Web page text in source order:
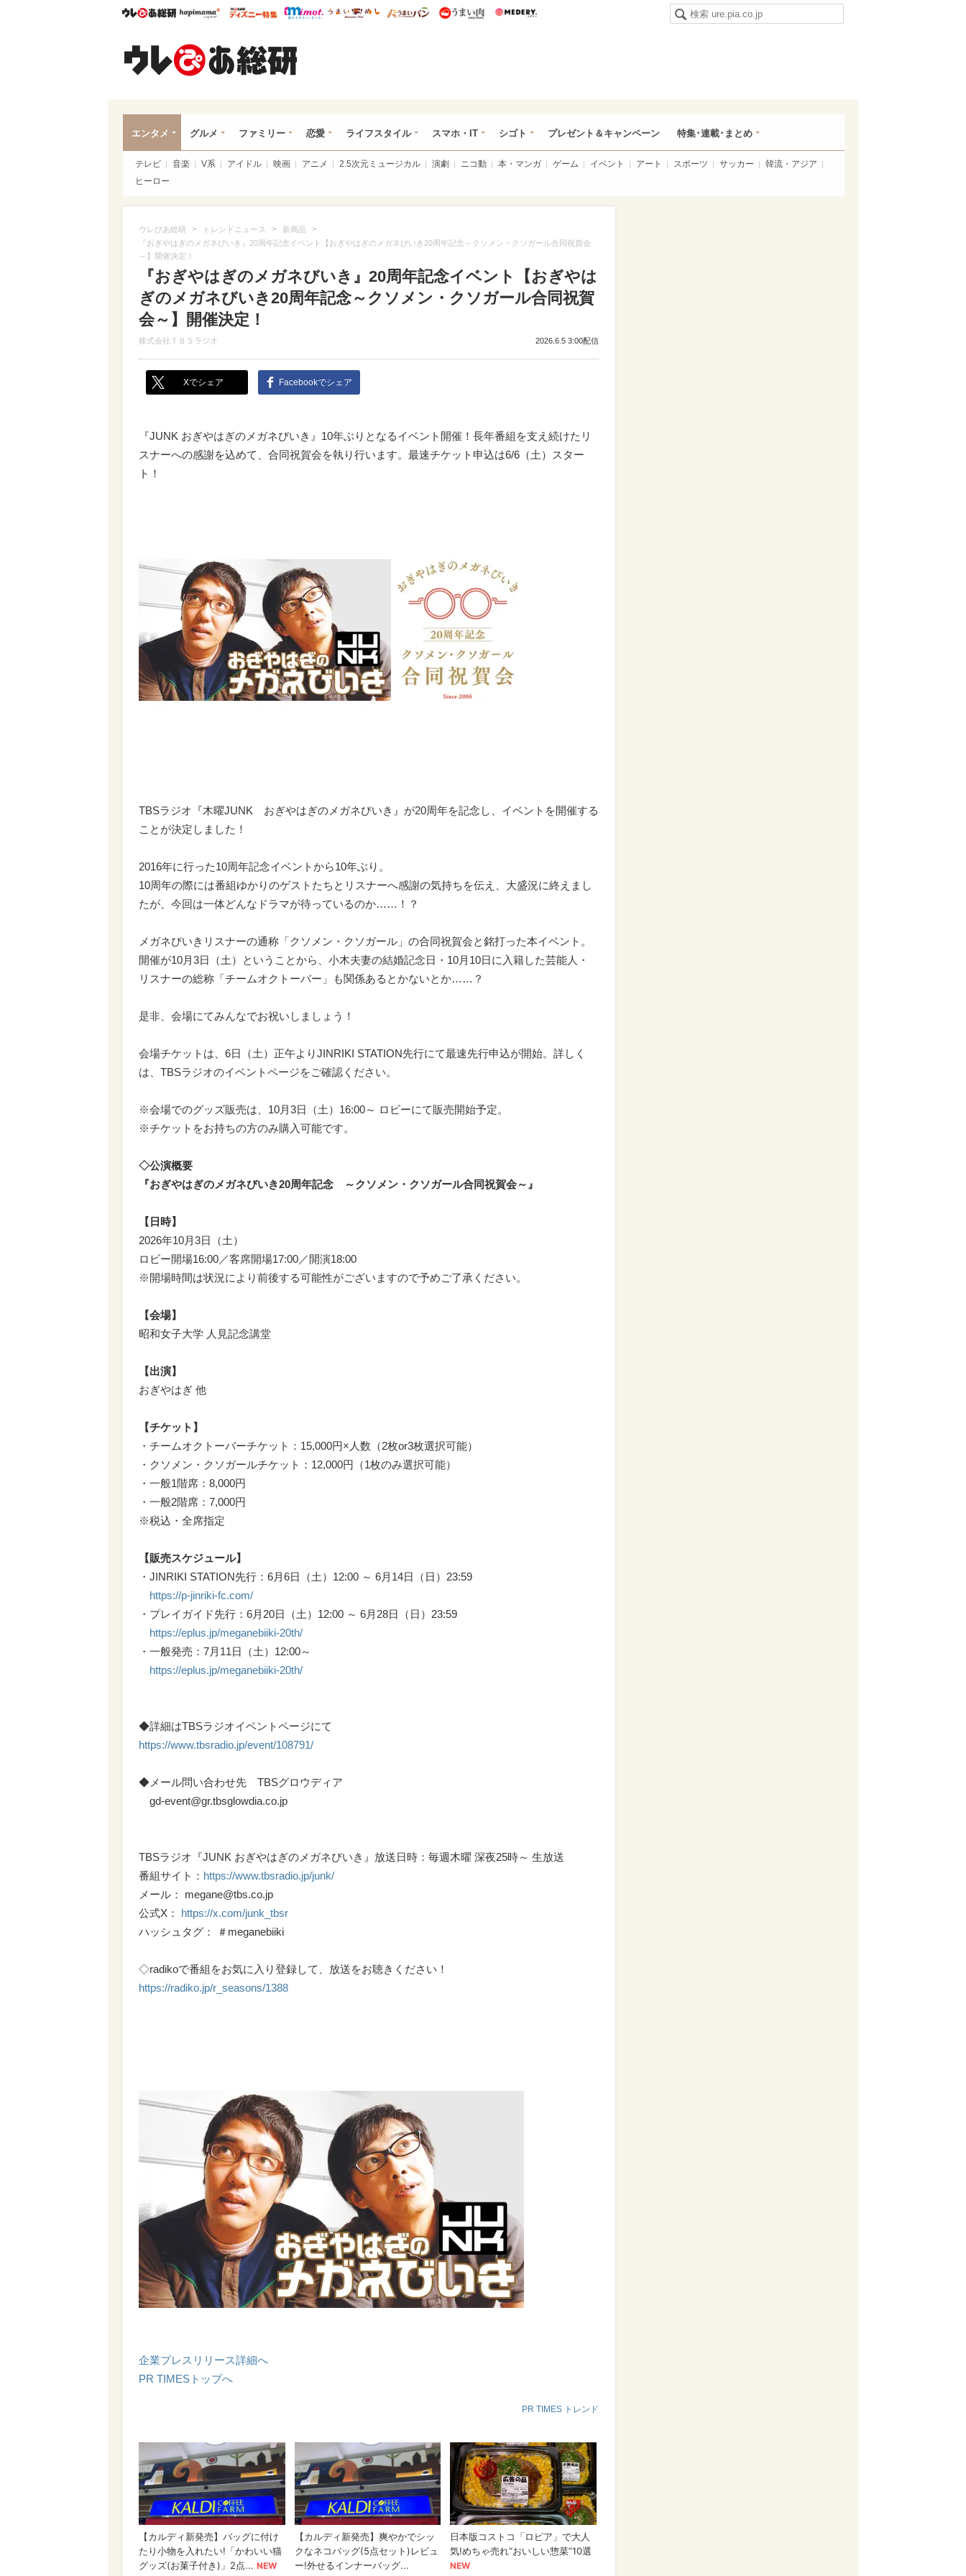
ウレぴあ総研ハピママ* ウレぴあ総研 ディズニー特集
mimot. うまいめし うまいパン うまい肉
エンタメ グルメ ファミリー 恋愛 ライフスタイル スマホ・IT シゴト プレゼント＆キャンペーン 特集･連載･まとめ
テレビ 音楽 V系 アイドル 映画 アニメ 2.5次元ミュージカル 演劇 ニコ動 本・マンガ ゲーム イベント アート スポーツ サッカー
韓流・アジア
ヒーロー
ウレぴあ総研 > トレンドニュース > 新商品 >
『おぎやはぎのメガネびいき』20周年記念イベント【おぎやはぎのメガネびいき20周年記念～クソメン・クソガール合同祝賀会
～】開催決定！
『おぎやはぎのメガネびいき』20周年記念イベント【おぎやは
ぎのメガネびいき20周年記念～クソメン・クソガール合同祝賀
会～】開催決定！
株式会社ＴＢＳラジオ 2026.6.5 3:00配信
Xでシェア Facebookでシェア
『JUNK おぎやはぎのメガネびいき』10年ぶりとなるイベント開催！長年番組を支え続けたリ
スナーへの感謝を込めて、合同祝賀会を執り行います。最速チケット申込は6/6（土）スター
ト！
TBSラジオ『木曜JUNK おぎやはぎのメガネびいき』が20周年を記念し、イベントを開催する
ことが決定しました！
2016年に行った10周年記念イベントから10年ぶり。
10周年の際には番組ゆかりのゲストたちとリスナーへ感謝の気持ちを伝え、大盛況に終えまし
たが、今回は一体どんなドラマが待っているのか……！？
メガネびいきリスナーの通称「クソメン・クソガール」の合同祝賀会と銘打った本イベント。
開催が10月3日（土）ということから、小木夫妻の結婚記念日・10月10日に入籍した芸能人・
リスナーの総称「チームオクトーバー」も関係あるとかないとか……？
是非、会場にてみんなでお祝いしましょう！
会場チケットは、6日（土）正午よりJINRIKI STATION先行にて最速先行申込が開始。詳しく
は、TBSラジオのイベントページをご確認ください。
※会場でのグッズ販売は、10月3日（土）16:00～ ロビーにて販売開始予定。
※チケットをお持ちの方のみ購入可能です。
◇公演概要
『おぎやはぎのメガネびいき20周年記念 ～クソメン・クソガール合同祝賀会～』
【日時】
2026年10月3日（土）
ロビー開場16:00／客席開場17:00／開演18:00
※開場時間は状況により前後する可能性がございますので予めご了承ください。
【会場】
昭和女子大学 人見記念講堂
【出演】
おぎやはぎ 他
【チケット】
・チームオクトーバーチケット：15,000円×人数（2枚or3枚選択可能）
・クソメン・クソガールチケット：12,000円（1枚のみ選択可能）
・一般1階席：8,000円
・一般2階席：7,000円
※税込・全席指定
【販売スケジュール】
・JINRIKI STATION先行：6月6日（土）12:00 ～ 6月14日（日）23:59
https://p-jinriki-fc.com/
・プレイガイド先行：6月20日（土）12:00 ～ 6月28日（日）23:59
https://eplus.jp/meganebiiki-20th/
・一般発売：7月11日（土）12:00～
https://eplus.jp/meganebiiki-20th/
◆詳細はTBSラジオイベントページにて
https://www.tbsradio.jp/event/108791/
◆メール問い合わせ先 TBSグロウディア
gd-event@gr.tbsglowdia.co.jp
TBSラジオ『JUNK おぎやはぎのメガネびいき』放送日時：毎週木曜 深夜25時～ 生放送
番組サイト： https://www.tbsradio.jp/junk/
メール： megane@tbs.co.jp
公式X： https://x.com/junk_tbsr
ハッシュタグ： ＃meganebiiki
◇radikoで番組をお気に入り登録して、放送をお聴きください！
https://radiko.jp/r_seasons/1388
企業プレスリリース詳細へ
PR TIMESトップへ
PR TIMES トレンド